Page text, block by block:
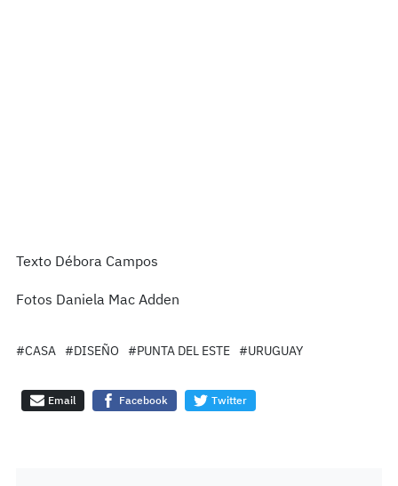
Texto Débora Campos
Fotos Daniela Mac Adden
#CASA #DISEÑO #PUNTA DEL ESTE #URUGUAY
Email Facebook Twitter